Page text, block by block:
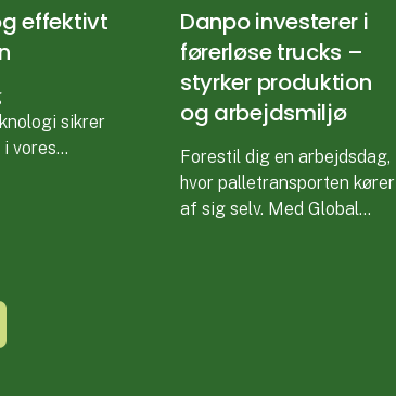
effektivt
sikrer
vores
for at sikre,
op til de hø
Danpo investerer i
førerløse trucks –
styrker produktion
og arbejdsmiljø
Forestil dig en arbejdsdag,
hvor palletransporten kører
af sig selv. Med Global